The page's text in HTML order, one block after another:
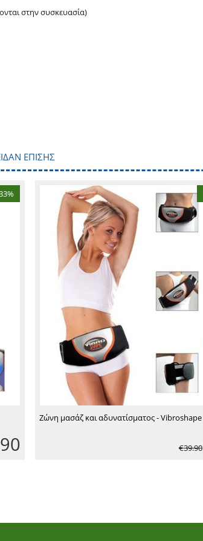
στην συσκευασία)
ΕΠΊΣΗΣ
Ζώνη μασάζ και αδυνατίσματος - Vibroshape
€39.90